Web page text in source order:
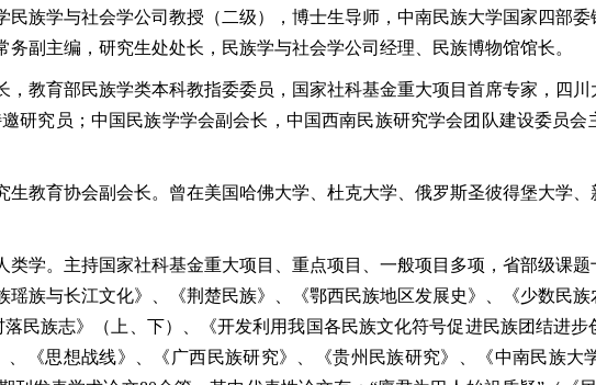
族学与社会学公司教授（二级），博士生导师，中南民族大学国家四部
副主编，研究生处处长，民族学与社会学公司经理、民族博物馆馆长。
教育部民族学类本科教指委委员，国家社科基金重大项目首席专家，四
研究员；中国民族学学会副会长，中国西南民族研究学会团队建设委员会
教育协会副会长。曾在美国哈佛大学、杜克大学、俄罗斯圣彼得堡大学
学。主持国家社科基金重大项目、重点项目、一般项目多项，省部级课
族与长江文化》、《荆楚民族》、《鄂西民族地区发展史》、《少数民
民族志》（上、下）、《开发利用我国各民族文化符号促进民族团结进
《思想战线》、《广西民族研究》、《贵州民族研究》、《中南民族大